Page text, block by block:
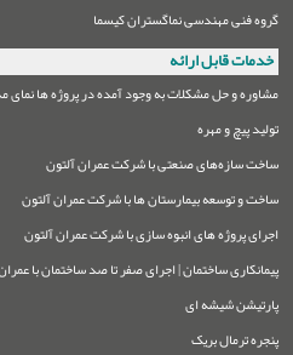
گروه فنی مهندسی نماگستران کیسما
خدمات قابل ارائه
مشاوره و حل مشکلات به وجود آمده در پروژه ها نمای
تولید پیچ و مهره
ساخت سازه‌های صنعتی با شرکت عمران آلتون
ساخت و توسعه بیمارستان ها با شرکت عمران آلتون
اجرای پروژه های انبوه سازی با شرکت عمران آلتون
پیمانکاری ساختمان | اجرای صفر تا صد ساختمان با
پارتیشن شیشه ای
پنجره ترمال بریک